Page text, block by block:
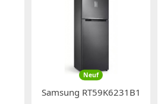
Neuf
Samsung RT59K6231B1